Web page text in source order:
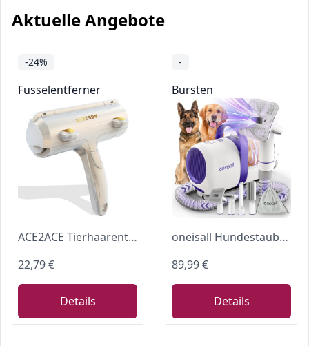
Aktuelle Angebote
-24%
Fusselentferner
ACE2ACE Tierhaarentferner Fusselrolle, Katzenhaarentferner
22,79 €
Details
-
Bürsten
oneisall Hundestaubsauger mit Bürste
89,99 €
Details